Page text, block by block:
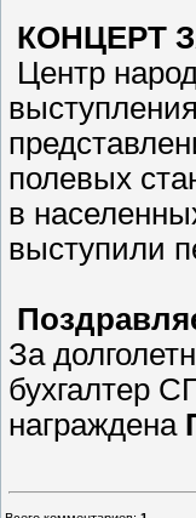
КОНЦЕРТ
Центр
полевых
в
выступили
За
бухгалтер
награждена